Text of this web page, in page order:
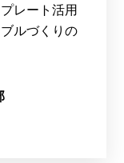
レート活用
ルづくりの